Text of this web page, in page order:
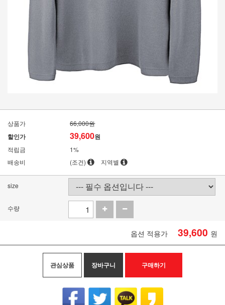
상품가 66,000원
할인가 39,600원
적립금
1%
배송비
(조건) 지역별
size
수량
옵션 적용가 39,600 원
관심상품 장바구니 구매하기